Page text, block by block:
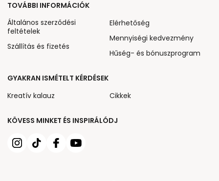
KÖVESS MINKET ÉS INSPIRÁLÓDJ
TOVÁBBI INFORMÁCIÓK
Általános szerződési
feltételek
Szállítás és fizetés
Elérhetőség
Mennyiségi kedvezmény
Hűség- és bónuszprogram
GYAKRAN ISMÉTELT KÉRDÉSEK
Kreatív kalauz
Cikkek